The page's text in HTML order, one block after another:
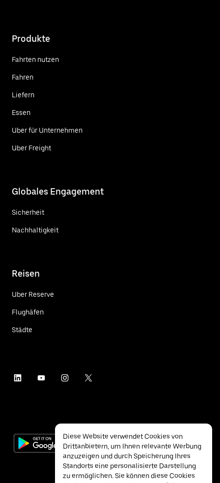
Produkte
Fahrten nutzen
Fahren
Liefern
Essen
Uber für Unternehmen
Uber Freight
Globales Engagement
Sicherheit
Nachhaltigkeit
Reisen
Uber Reserve
Flughäfen
Städte
Diese Website verwendet Cookies von
Drittanbietern, um Ihnen relevante Werbung
anzuzeigen und durch Speicherung Ihres
Standorts eine personalisierte Darstellung
zu ermöglichen. Sie können diese Cookies